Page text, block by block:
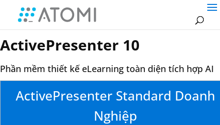
ActivePresenter 10
Phần mềm thiết kế eLearning toàn diện tích hợp AI
ActivePresenter Standard Doanh
Nghiệp